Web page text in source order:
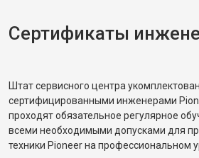
Сертификаты
Штат сервисного центра
сертифицированными инженерами
проходят обязательное регулярное
всеми необходимыми допусками для
техники Pioneer на профессиональном